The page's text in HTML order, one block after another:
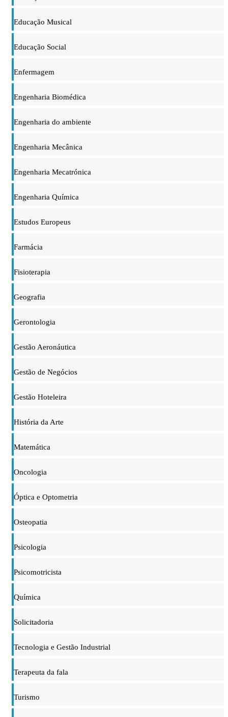
Educação Musical
Educação Social
Enfermagem
Engenharia Biomédica
Engenharia do ambiente
Engenharia Mecânica
Engenharia Mecatrónica
Engenharia Química
Estudos Europeus
Farmácia
Fisioterapia
Geografia
Gerontologia
Gestão Aeronáutica
Gestão de Negócios
Gestão Hoteleira
História da Arte
Matemática
Oncologia
Óptica e Optometria
Osteopatia
Psicologia
Psicomotricista
Química
Solicitadoria
Tecnologia e Gestão Industrial
Terapeuta da fala
Turismo